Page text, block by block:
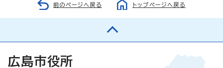
前のページへ戻る トップページへ戻る
広島市役所